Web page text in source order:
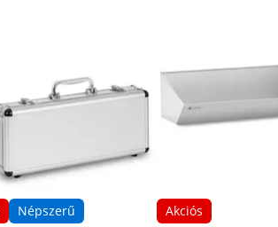
Népszerű Akciós